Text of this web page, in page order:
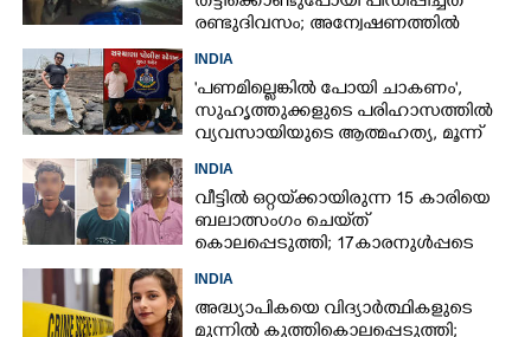
രണ്ടുദിവസം; അന്വേഷണത്തിൽ
ഫുഡ് ഡെലിവറി
INDIA
'പണമില്ലെങ്കിൽ പോയി ചാകണം',
സുഹൃത്തുക്കളുടെ പരിഹാസത്തിൽ
വ്യവസായിയുടെ ആത്മഹത്യ, മൂന്ന്
INDIA
വീട്ടിൽ ഒറ്റയ്‌ക്കായിരുന്ന 15 കാരിയെ
ബലാത്സംഗം ചെയ്‌ത്
കൊലപ്പെടുത്തി; 17കാരനുൾപ്പടെ
INDIA
അദ്ധ്യാപികയെ വിദ്യാർത്ഥികളുടെ